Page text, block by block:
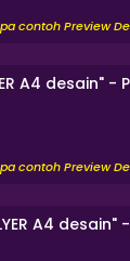
contoh Preview
A4 desain"
contoh Preview
A4 desain"